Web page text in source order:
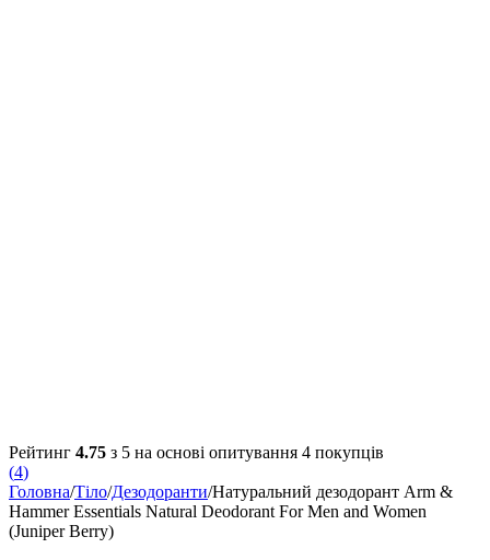
Рейтинг 4.75 з 5 на основі опитування 4 покупців
(4)
Головна/Тіло/Дезодоранти/Натуральний дезодорант Arm &
Hammer Essentials Natural Deodorant For Men and Women
(Juniper Berry)